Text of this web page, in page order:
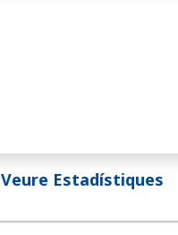
Veure Estadístiques